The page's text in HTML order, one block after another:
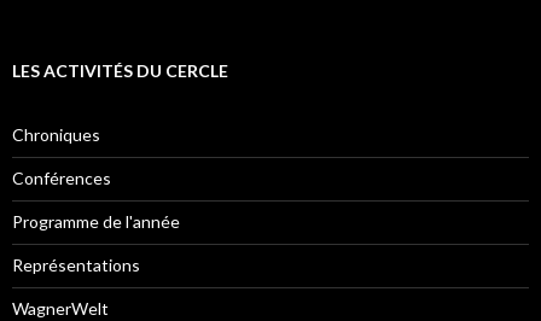
LES ACTIVITÉS DU CERCLE
Chroniques
Conférences
Programme de l'année
Représentations
WagnerWelt